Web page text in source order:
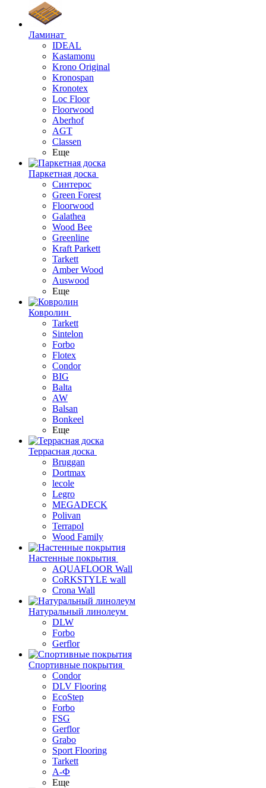
Ламинат
IDEAL
Kastamonu
Krono Original
Kronospan
Kronotex
Loc Floor
Floorwood
Aberhof
AGT
Classen
Еще
Паркетная доска
Синтерос
Green Forest
Floorwood
Galathea
Wood Bee
Greenline
Kraft Parkett
Tarkett
Amber Wood
Auswood
Еще
Ковролин
Tarkett
Sintelon
Forbo
Flotex
Condor
BIG
Balta
AW
Balsan
Bonkeel
Еще
Террасная доска
Bruggan
Dortmax
lecole
Legro
MEGADECK
Polivan
Terrapol
Wood Family
Настенные покрытия
AQUAFLOOR Wall
CoRKSTYLE wall
Crona Wall
Натуральный линолеум
DLW
Forbo
Gerflor
Спортивные покрытия
Condor
DLV Flooring
EcoStep
Forbo
FSG
Gerflor
Grabo
Sport Flooring
Tarkett
А-Ф
Еще